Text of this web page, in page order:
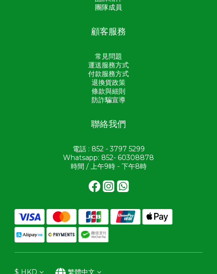
團隊成員
顧客服務
常見問題
運送服務方式
付款服務方式
退換貨政策
條款與細則
防詐騙宣導
聯絡我們
電話 : 852 - 3797 5299
Whatsapp: 852- 60308878
時間 / 上午9時 - 下午8時
$ HKD 繁體中文